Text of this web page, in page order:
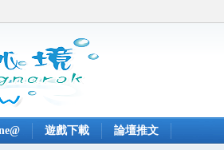
遊戲下載 論壇推文